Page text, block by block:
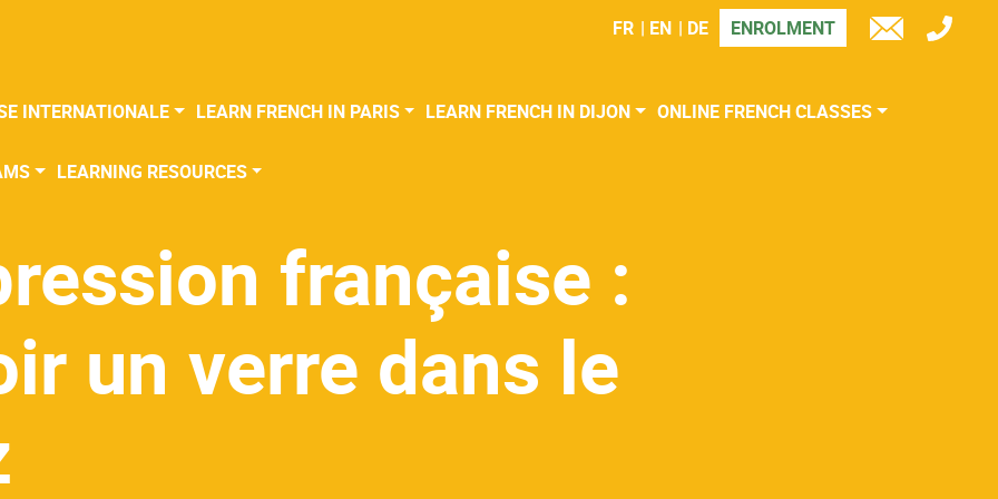
FR EN DE ENROLMENT
E-
TÉL
INTERNATIONALE LEARN FRENCH IN PARIS LEARN FRENCH IN DIJON ONLINE FRENCH CLASSES
LEARNING RESOURCES
française :
un verre dans le